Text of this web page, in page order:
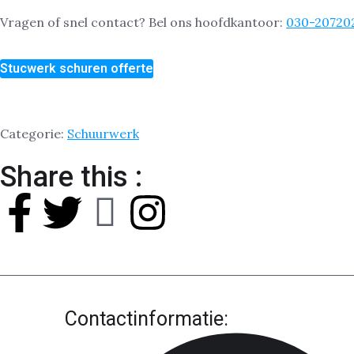
Vragen of snel contact? Bel ons hoofdkantoor: 030-
Stucwerk schuren offerte
Categorie: Schuurwerk
Share this :
Contactinformatie: